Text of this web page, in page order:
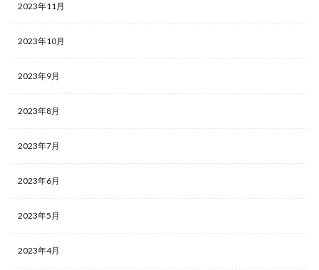
2023年11月
2023年10月
2023年9月
2023年8月
2023年7月
2023年6月
2023年5月
2023年4月